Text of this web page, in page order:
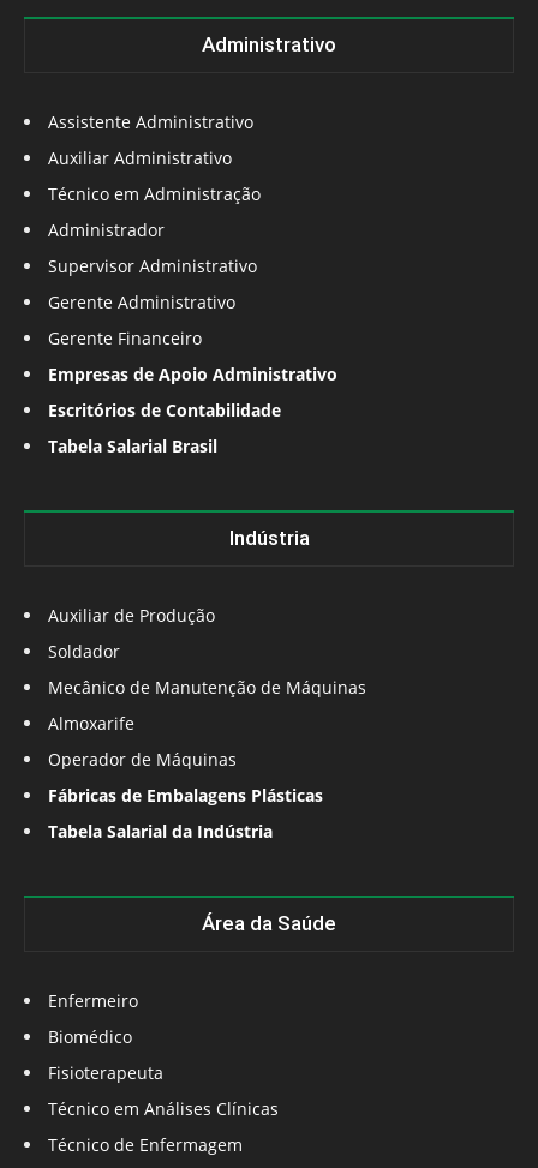
Administrativo
Assistente Administrativo
Auxiliar Administrativo
Técnico em Administração
Administrador
Supervisor Administrativo
Gerente Administrativo
Gerente Financeiro
Empresas de Apoio Administrativo
Escritórios de Contabilidade
Tabela Salarial Brasil
Indústria
Auxiliar de Produção
Soldador
Mecânico de Manutenção de Máquinas
Almoxarife
Operador de Máquinas
Fábricas de Embalagens Plásticas
Tabela Salarial da Indústria
Área da Saúde
Enfermeiro
Biomédico
Fisioterapeuta
Técnico em Análises Clínicas
Técnico de Enfermagem